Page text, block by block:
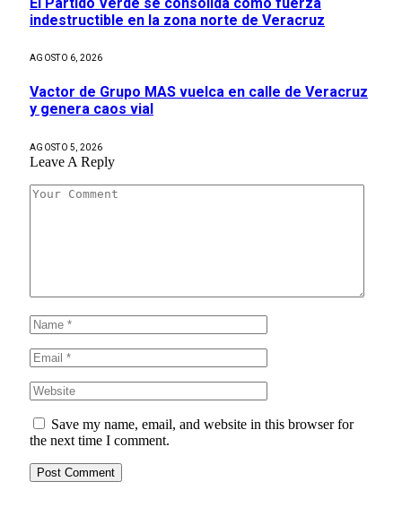
indestructible en la zona norte de Veracruz
AGOSTO 6, 2026
Vactor de Grupo MAS vuelca en calle de Veracruz
y genera caos vial
AGOSTO 5, 2026
Leave A Reply
Save my name, email, and website in this browser for
the next time I comment.